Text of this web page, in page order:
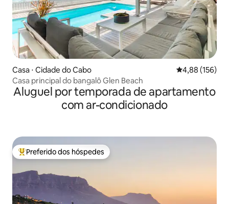
Casa ⋅ Cidade do Cabo 4,88 de uma
4,88 (156)
Casa principal do bangalô Glen Beach
Aluguel por temporada de apartamento
com ar-condicionado
Entre os melhores preferidos dos hóspedes
Preferido dos hóspedes